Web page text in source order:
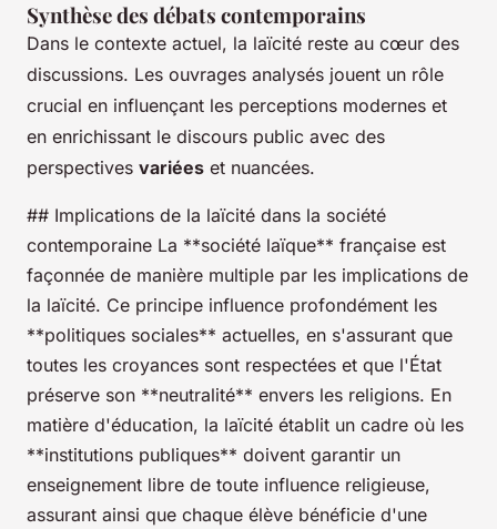
Synthèse des débats contemporains
Dans le contexte actuel, la laïcité reste au cœur des
discussions. Les ouvrages analysés jouent un rôle
crucial en influençant les perceptions modernes et
en enrichissant le discours public avec des
perspectives variées et nuancées.
## Implications de la laïcité dans la société
contemporaine La **société laïque** française est
façonnée de manière multiple par les implications de
la laïcité. Ce principe influence profondément les
**politiques sociales** actuelles, en s'assurant que
toutes les croyances sont respectées et que l'État
préserve son **neutralité** envers les religions. En
matière d'éducation, la laïcité établit un cadre où les
**institutions publiques** doivent garantir un
enseignement libre de toute influence religieuse,
assurant ainsi que chaque élève bénéficie d'une